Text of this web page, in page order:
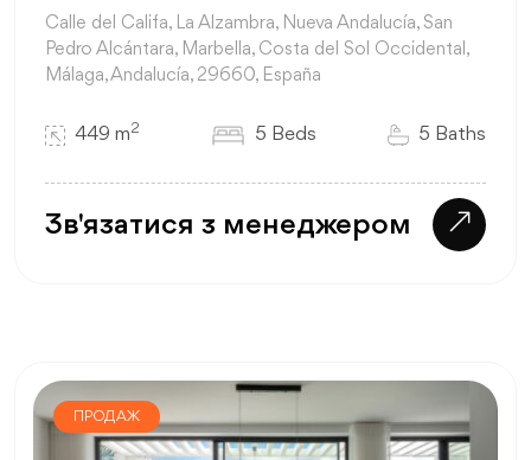
Calle del Califa, La Alzambra, Nueva Andalucía, San
Pedro Alcántara, Marbella, Costa del Sol Occidental,
Málaga, Andalucía, 29660, España
449 m2 5 Beds 5 Baths
Зв'язатися з менеджером
ПРОДАЖ